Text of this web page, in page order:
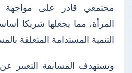
مجتمعي قادر على مواجهة
المرأة، مما يجعلها شريكا
التنمية المستدامة المتعلقة
وتستهدف المسابقة